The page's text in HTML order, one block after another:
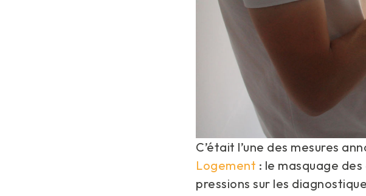
C’était l’une des mesures
Logement : le masquage
pressions sur les